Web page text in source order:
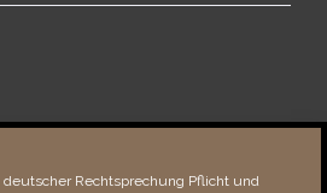
deutscher Rechtsprechung Pflicht und